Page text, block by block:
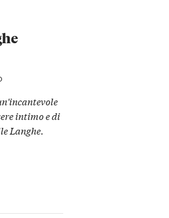
intimo e di
Langhe.